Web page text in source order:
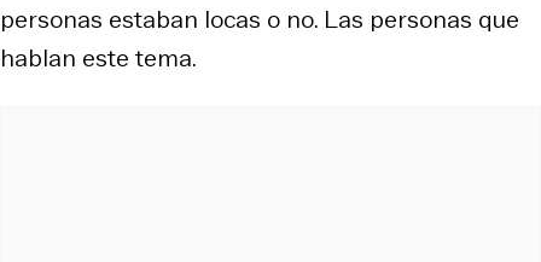
personas estaban locas o no. Las personas que
hablan este tema.